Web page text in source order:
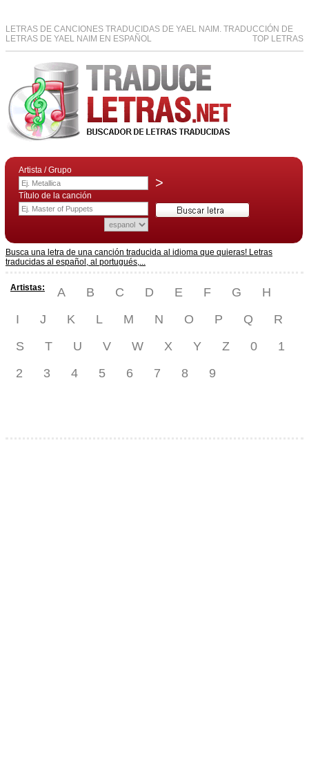
LETRAS DE CANCIONES TRADUCIDAS DE YAEL NAIM. TRADUCCIÓN DE
LETRAS DE YAEL NAIM EN ESPAÑOL
TOP LETRAS
Artista / Grupo
>
Título de la canción
Busca una letra de una canción traducida al idioma que quieras! Letras
traducidas al español, al portugués,...
Artistas: A B C D E F G
H
I
J K L M N O P Q
R
S
T U V W X Y Z 0
1
2
3 4 5 6 7 8 9